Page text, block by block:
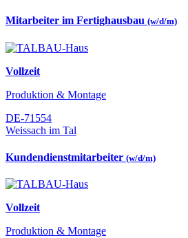
Mitarbeiter im Fertighausbau (w/d/m)
Vollzeit
Produktion & Montage
DE-71554
Weissach im Tal
Kundendienstmitarbeiter (w/d/m)
Vollzeit
Produktion & Montage